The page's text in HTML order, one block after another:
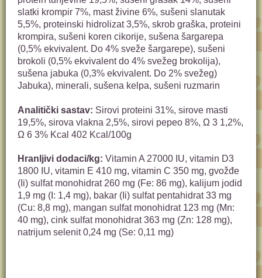
slatki krompir 7%, mast živine 6%, sušeni slanutak
5,5%, proteinski hidrolizat 3,5%, skrob graška, proteini
krompira, sušeni koren cikorije, sušena šargarepa
(0,5% ekvivalent. Do 4% sveže šargarepe), sušeni
brokoli (0,5% ekvivalent do 4% svežeg brokolija),
sušena jabuka (0,3% ekvivalent. Do 2% svežeg)
Jabuka), minerali, sušena kelpa, sušeni ruzmarin
Analitički sastav: Sirovi proteini 31%, sirove masti
19,5%, sirova vlakna 2,5%, sirovi pepeo 8%, Ω 3 1,2%,
Ω 6 3% Kcal 402 Kcal/100g
Hranljivi dodaci/kg: Vitamin A 27000 IU, vitamin D3
1800 IU, vitamin E 410 mg, vitamin C 350 mg, gvožđe
(Ii) sulfat monohidrat 260 mg (Fe: 86 mg), kalijum jodid
1,9 mg (I: 1,4 mg), bakar (Ii) sulfat pentahidrat 33 mg
(Cu: 8,8 mg), mangan sulfat monohidrat 123 mg (Mn:
40 mg), cink sulfat monohidrat 363 mg (Zn: 128 mg),
natrijum selenit 0,24 mg (Se: 0,11 mg)